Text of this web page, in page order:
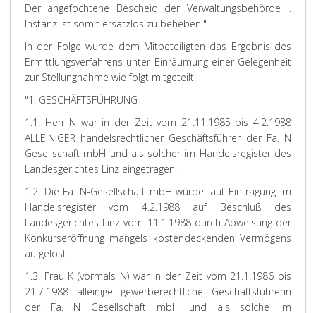
Der angefochtene Bescheid der Verwaltungsbehörde I.
Instanz ist somit ersatzlos zu beheben."
In der Folge wurde dem Mitbeteiligten das Ergebnis des
Ermittlungsverfahrens unter Einräumung einer Gelegenheit
zur Stellungnahme wie folgt mitgeteilt:
"1. GESCHÄFTSFÜHRUNG
1.1. Herr N war in der Zeit vom 21.11.1985 bis 4.2.1988
ALLEINIGER handelsrechtlicher Geschäftsführer der Fa. N
Gesellschaft mbH und als solcher im Handelsregister des
Landesgerichtes Linz eingetragen.
1.2. Die Fa. N-Gesellschaft mbH wurde laut Eintragung im
Handelsregister vom 4.2.1988 auf Beschluß des
Landesgerichtes Linz vom 11.1.1988 durch Abweisung der
Konkurseröffnung mangels kostendeckenden Vermögens
aufgelöst.
1.3. Frau K (vormals N) war in der Zeit vom 21.1.1986 bis
21.7.1988 alleinige gewerberechtliche Geschäftsführerin
der Fa. N Gesellschaft mbH und als solche im